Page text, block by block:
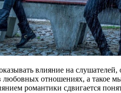
влияние на
любовных отношениях, а такое
романтики сдвигается